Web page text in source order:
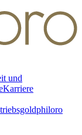
und
Karriere
philoro